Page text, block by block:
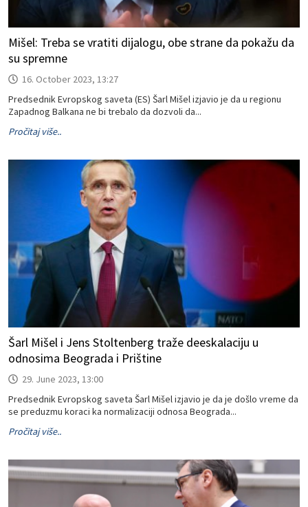
Mišel: Treba se vratiti dijalogu, obe strane da pokažu da
su spremne
16. October 2023, 13:27
Predsednik Evropskog saveta (ES) Šarl Mišel izjavio je da u regionu
Zapadnog Balkana ne bi trebalo da dozvoli da...
Pročitaj više..
Šarl Mišel i Jens Stoltenberg traže deeskalaciju u
odnosima Beograda i Prištine
29. June 2023, 13:00
Predsednik Evropskog saveta Šarl Mišel izjavio je da je došlo vreme da
se preduzmu koraci ka normalizaciji odnosa Beograda...
Pročitaj više..